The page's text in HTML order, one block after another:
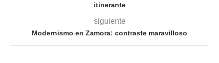
itinerante
siguiente
Modernismo en Zamora: contraste maravilloso